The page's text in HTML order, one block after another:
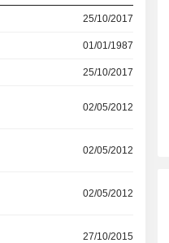
25/10/2017
01/01/1987
25/10/2017
02/05/2012
02/05/2012
02/05/2012
27/10/2015